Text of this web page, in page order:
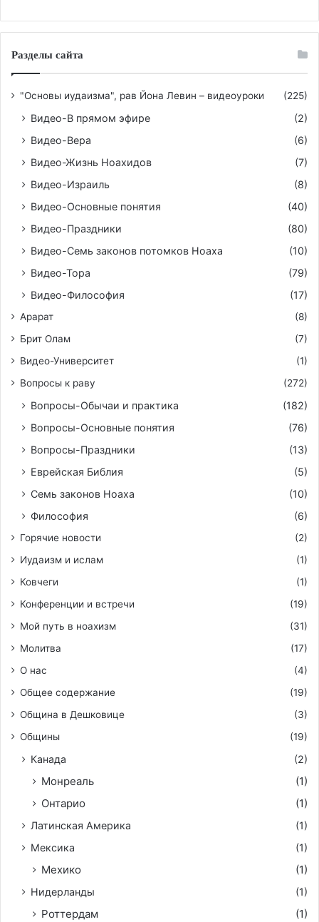
Разделы сайта
"Основы иудаизма", рав Йона Левин – видеоуроки (225)
Видео-В прямом эфире
(2)
Видео-Вера
(6)
Видео-Жизнь Ноахидов
(7)
Видео-Израиль
(8)
Видео-Основные понятия
(40)
Видео-Праздники
(80)
Видео-Семь законов потомков Ноаха
(10)
Видео-Тора
(79)
Видео-Философия
(17)
Арарат
(8)
Брит Олам
(7)
Видео-Университет
(1)
Вопросы к раву
(272)
Вопросы-Обычаи и практика
(182)
Вопросы-Основные понятия
(76)
Вопросы-Праздники
(13)
Еврейская Библия
(5)
Семь законов Ноаха
(10)
Философия
(6)
Горячие новости
(2)
Иудаизм и ислам
(1)
Ковчеги
(1)
Конференции и встречи
(19)
Мой путь в ноахизм
(31)
Молитва
(17)
О нас
(4)
Общее содержание
(19)
Община в Дешковице
(3)
Общины
(19)
Канада (2)
Монреаль
(1)
Онтарио
(1)
Латинская Америка
(1)
Мексика
(1)
Мехико (1)
Нидерланды (1)
Роттердам (1)